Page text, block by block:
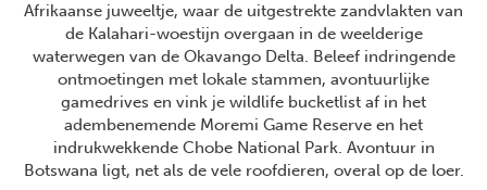
Afrikaanse juweeltje, waar de uitgestrekte zandvlakten van
de Kalahari-woestijn overgaan in de weelderige
waterwegen van de Okavango Delta. Beleef indringende
ontmoetingen met lokale stammen, avontuurlijke
gamedrives en vink je wildlife bucketlist af in het
adembenemende Moremi Game Reserve en het
indrukwekkende Chobe National Park. Avontuur in
Botswana ligt, net als de vele roofdieren, overal op de loer.